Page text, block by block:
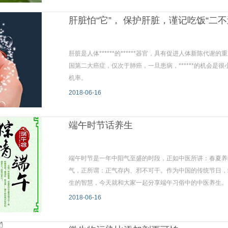
肝脏怕“它”， 保护肝脏，谨记吃饭“二
肝脏是人体******的******器官，具有促进人体新陈代谢的
国第二大癌症，仅次于肺癌，一旦患病，******的机会是
机率。
2018-06-16
端午时节话养生
端午时节是一年中阳气至盛的时段，正如中医所讲：春夏
气，正所谓：正气存内、邪不可干。作为中国的传统节日
生的智慧，今天就和大家一起分享端午习俗中的中医养生。
2018-06-16